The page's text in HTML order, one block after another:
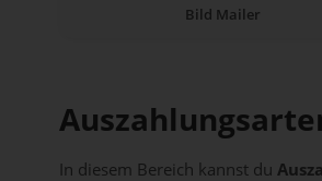
Bild Mailer
In diesem Bereich kannst du